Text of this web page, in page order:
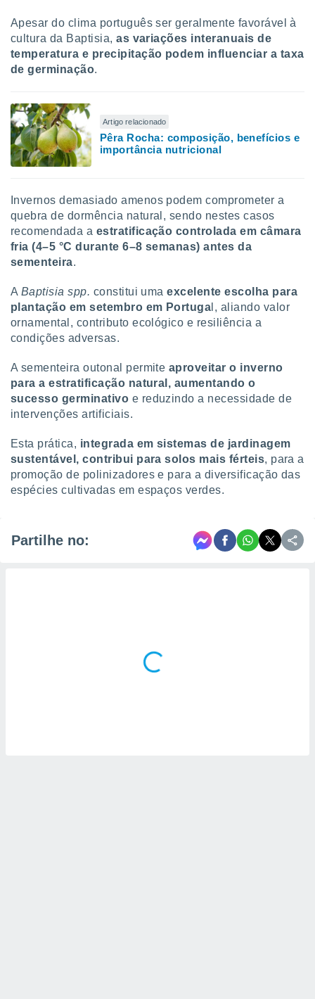
Apesar do clima português ser geralmente favorável à
cultura da Baptisia,as variações interanuais de
temperatura e precipitação podem influenciar a taxa
de germinação.
Artigo relacionado
Pêra Rocha: composição, benefícios e
importância nutricional
Invernos demasiado amenos podem comprometer a
quebra de dormência natural, sendo nestes casos
recomendada a estratificação controlada em câmara
fria (4–5 °C durante 6–8 semanas) antes da
sementeira.
A Baptisia spp. constitui umaexcelente escolha para
plantação em setembro em Portuga l, aliando valor
ornamental, contributo ecológico e resiliência a
condições adversas.
A sementeira outonal permite aproveitar o inverno
para a estratificação natural, aumentando o
sucesso germinativo e reduzindo a necessidade de
intervenções artificiais.
Esta prática, integrada em sistemas de jardinagem
sustentável, contribui para solos mais férteis, para a
promoção de polinizadores e para a diversificação das
espécies cultivadas em espaços verdes.
Partilhe no: